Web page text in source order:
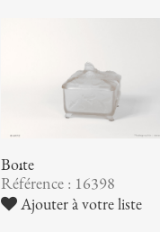
Boîte
Référence : 16398
Ajouter à votre liste